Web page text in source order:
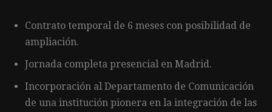
Contrato temporal de 6 meses con posibilidad de
ampliación.
Jornada completa presencial en Madrid.
Incorporación al Departamento de Comunicación
de una institución pionera en la integración de las